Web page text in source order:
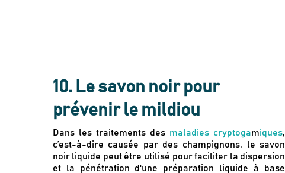
10. Le savon noir pour
prévenir le mildiou
Dans les traitements des maladies cryptogamiques,
c’est-à-dire causée par des champignons, le savon
noir liquide peut être utilisé pour faciliter la dispersion
et la pénétration d'une préparation liquide à base